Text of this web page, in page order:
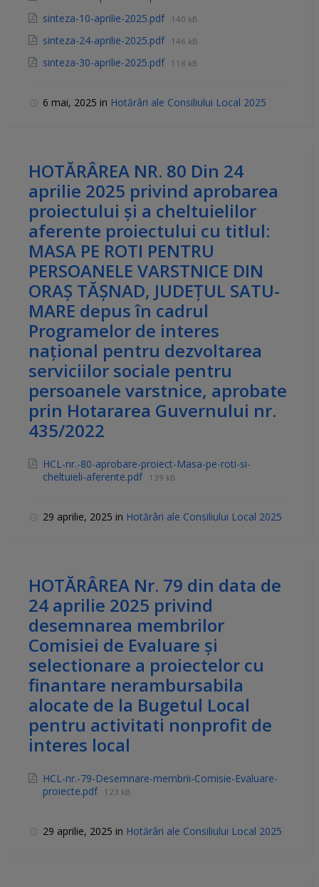
sinteza-10-aprilie-2025.pdf 140 kB
sinteza-24-aprilie-2025.pdf 146 kB
sinteza-30-aprilie-2025.pdf 118 kB
6 mai, 2025 in Hotărâri ale Consiliului Local 2025
HOTĂRÂREA NR. 80 Din 24
aprilie 2025 privind aprobarea
proiectului și a cheltuielilor
aferente proiectului cu titlul:
MASA PE ROTI PENTRU
PERSOANELE VARSTNICE DIN
ORAȘ TĂȘNAD, JUDEȚUL SATU-
MARE depus în cadrul
Programelor de interes
național pentru dezvoltarea
serviciilor sociale pentru
persoanele varstnice, aprobate
prin Hotararea Guvernului nr.
435/2022
HCL-nr.-80-aprobare-proiect-Masa-pe-roti-si-
cheltuieli-aferente.pdf 139 kB
29 aprilie, 2025 in Hotărâri ale Consiliului Local 2025
HOTĂRÂREA Nr. 79 din data de
24 aprilie 2025 privind
desemnarea membrilor
Comisiei de Evaluare și
selectionare a proiectelor cu
finantare nerambursabila
alocate de la Bugetul Local
pentru activitati nonprofit de
interes local
HCL-nr.-79-Desemnare-membrii-Comisie-Evaluare-
proiecte.pdf 123 kB
29 aprilie, 2025 in Hotărâri ale Consiliului Local 2025